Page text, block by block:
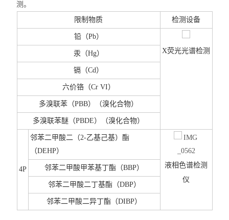
测。
限制物质
检测设备
铅（Pb）
X荧光光谱检测
汞（Hg）
镉（Cd）
六价铬（Cr VI）
多溴联苯（PBB）（溴化合物）
多溴联苯醚（PBDE）（溴化合物）
4P
邻苯二甲酸二（2-乙基己基）酯
（DEHP）
液相色谱检测
仪
邻苯二甲酸甲苯基丁酯（BBP）
邻苯二甲酸二丁基酯（DBP）
邻苯二甲酸二异丁酯（DIBP）